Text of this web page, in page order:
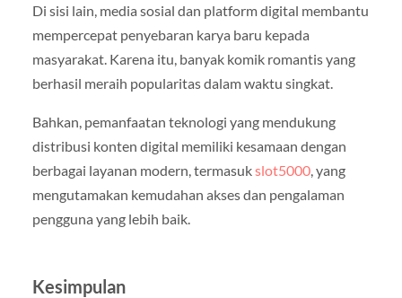
Di sisi lain, media sosial dan platform digital membantu
mempercepat penyebaran karya baru kepada
masyarakat. Karena itu, banyak komik romantis yang
berhasil meraih popularitas dalam waktu singkat.
Bahkan, pemanfaatan teknologi yang mendukung
distribusi konten digital memiliki kesamaan dengan
berbagai layanan modern, termasukslot5000, yang
mengutamakan kemudahan akses dan pengalaman
pengguna yang lebih baik.
Kesimpulan